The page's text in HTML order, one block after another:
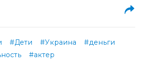
#Дети #Украина
#деньги
#актер